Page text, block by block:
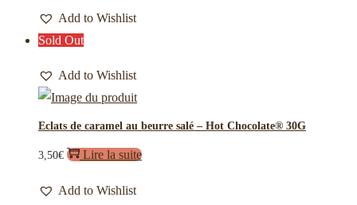
Add to Wishlist
Sold Out
Add to Wishlist
Eclats de caramel au beurre salé – Hot Chocolate® 30G
3,50€ Lire la suite
Add to Wishlist